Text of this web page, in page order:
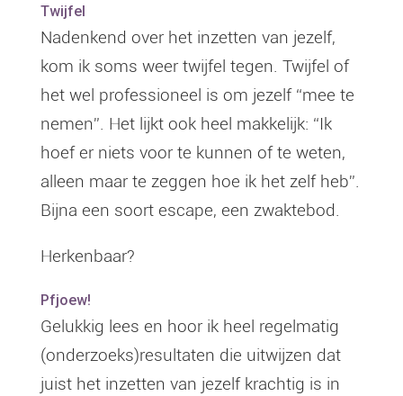
Twijfel
Nadenkend over het inzetten van jezelf,
kom ik soms weer twijfel tegen. Twijfel of
het wel professioneel is om jezelf “mee te
nemen”. Het lijkt ook heel makkelijk: “Ik
hoef er niets voor te kunnen of te weten,
alleen maar te zeggen hoe ik het zelf heb”.
Bijna een soort escape, een zwaktebod.
Herkenbaar?
Pfjoew!
Gelukkig lees en hoor ik heel regelmatig
(onderzoeks)resultaten die uitwijzen dat
juist het inzetten van jezelf krachtig is in